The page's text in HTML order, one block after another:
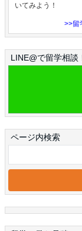
いてみよう！
>>留
LINE@で留学相談
ページ内検索